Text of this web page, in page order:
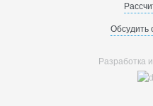
Обсудить
Разработка